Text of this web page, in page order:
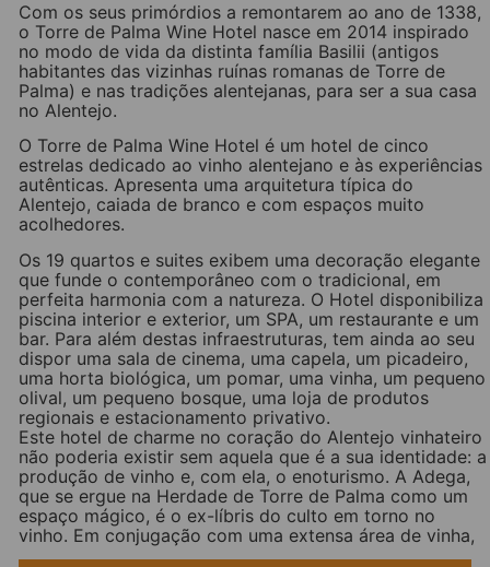
Com os seus primórdios a remontarem ao ano de 1338,
o Torre de Palma Wine Hotel nasce em 2014 inspirado
no modo de vida da distinta família Basilii (antigos
habitantes das vizinhas ruínas romanas de Torre de
Palma) e nas tradições alentejanas, para ser a sua casa
no Alentejo.
O Torre de Palma Wine Hotel é um hotel de cinco
estrelas dedicado ao vinho alentejano e às experiências
autênticas. Apresenta uma arquitetura típica do
Alentejo, caiada de branco e com espaços muito
acolhedores.
Os 19 quartos e suites exibem uma decoração elegante
que funde o contemporâneo com o tradicional, em
perfeita harmonia com a natureza. O Hotel disponibiliza
piscina interior e exterior, um SPA, um restaurante e um
bar. Para além destas infraestruturas, tem ainda ao seu
dispor uma sala de cinema, uma capela, um picadeiro,
uma horta biológica, um pomar, uma vinha, um pequeno
olival, um pequeno bosque, uma loja de produtos
regionais e estacionamento privativo.
Este hotel de charme no coração do Alentejo vinhateiro
não poderia existir sem aquela que é a sua identidade: a
produção de vinho e, com ela, o enoturismo. A Adega,
que se ergue na Herdade de Torre de Palma como um
espaço mágico, é o ex-líbris do culto em torno no
vinho. Em conjugação com uma extensa área de vinha,
aqui pode encontrar ainda uma sala de barricas, sala de